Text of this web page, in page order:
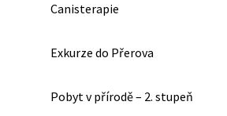
Canisterapie
Exkurze do Přerova
Pobyt v přírodě – 2. stupeň